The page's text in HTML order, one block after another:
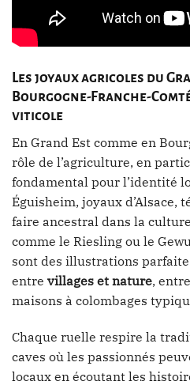
Les joyaux agricoles du
Bourgogne-Franche-
viticole
En Grand Est comme en
rôle de l’agriculture, en
fondamental pour l’identité
Éguisheim, joyaux d’Alsace,
faire ancestral dans la
comme le Riesling ou le
sont des illustrations
entre villages et nature,
maisons à colombages
Chaque ruelle respire la
caves où les passionnés
locaux en écoutant les